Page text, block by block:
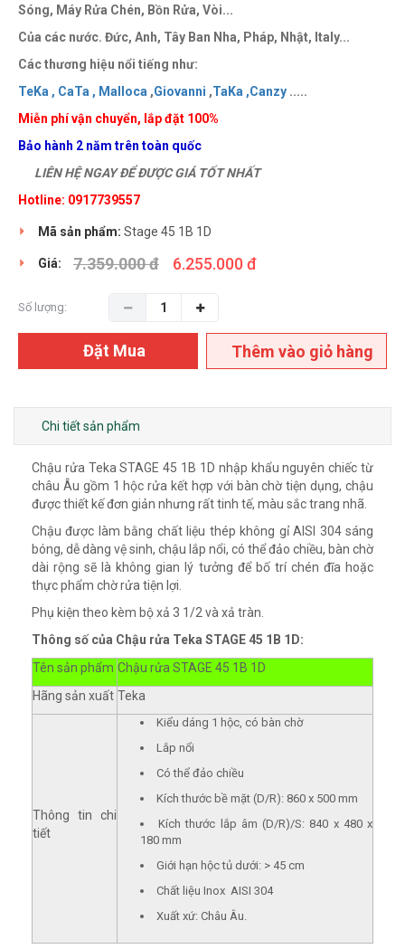
Sóng, Máy Rửa Chén, Bồn Rửa, Vòi...
Của các nước. Đức, Anh, Tây Ban Nha, Pháp, Nhật, Italy...
Các thương hiệu nổi tiếng như:
TeKa , CaTa , Malloca ,Giovanni ,TaKa ,Canzy .....
Miễn phí vận chuyển, lắp đặt 100%
Bảo hành 2 năm trên toàn quốc
LIÊN HỆ NGAY ĐỂ ĐƯỢC GIÁ TỐT NHẤT
Hotline: 0917739557
Mã sản phẩm: Stage 45 1B 1D
Giá: 7.359.000 đ 6.255.000 đ
Số lượng:
Đặt Mua Thêm vào giỏ hàng
Chi tiết sản phẩm
Chậu rửa Teka STAGE 45 1B 1D nhập khẩu nguyên chiếc từ
châu Âu gồm 1 hộc rửa kết hợp với bàn chờ tiện dụng, chậu
được thiết kế đơn giản nhưng rất tinh tế, màu sắc trang nhã.
Chậu được làm bằng chất liệu thép không gỉ AISI 304 sáng
bóng, dễ dàng vệ sinh, chậu lắp nổi, có thể đảo chiều, bàn chờ
dài rộng sẽ là không gian lý tưởng để bố trí chén đĩa hoặc
thực phẩm chờ rửa tiện lợi.
Phụ kiện theo kèm bộ xả 3 1/2 và xả tràn.
Thông số của Chậu rửa Teka STAGE 45 1B 1D:
Tên sản phẩm Chậu rửa STAGE 45 1B 1D
Hãng sản xuất Teka
Thông tin chi
tiết
Kiểu dáng 1 hộc, có bàn chờ
Lắp nổi
Có thể đảo chiều
Kích thước bề mặt (D/R): 860 x 500 mm
Kích thước lắp âm (D/R)/S: 840 x 480 x
180 mm
Giới hạn hộc tủ dưới: > 45 cm
Chất liệu Inox AISI 304
Xuất xứ: Châu Âu.